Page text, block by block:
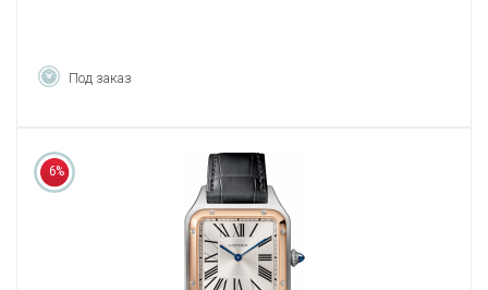
Под заказ
6%